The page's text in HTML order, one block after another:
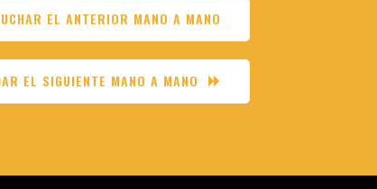
EL ANTERIOR MANO A MANO
EL SIGUIENTE MANO A MANO